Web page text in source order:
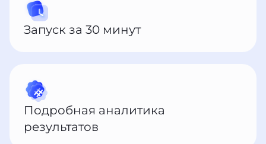
Запуск за 30 минут
Подробная аналитика
результатов